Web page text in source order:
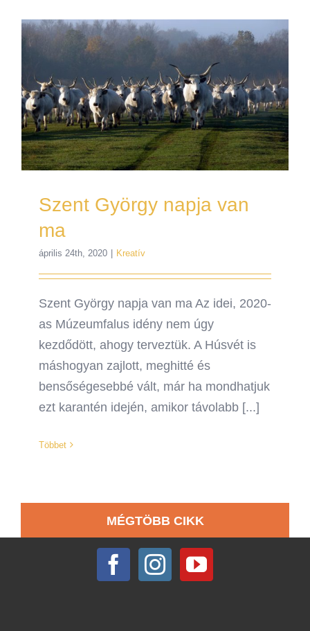
Szent György napja van
ma
április 24th, 2020 | Kreatív
Szent György napja van ma Az idei, 2020-
as Múzeumfalus idény nem úgy
kezdődött, ahogy terveztük. A Húsvét is
máshogyan zajlott, meghitté és
bensőségesebbé vált, már ha mondhatjuk
ezt karantén idején, amikor távolabb [...]
Többet
MÉGTÖBB CIKK